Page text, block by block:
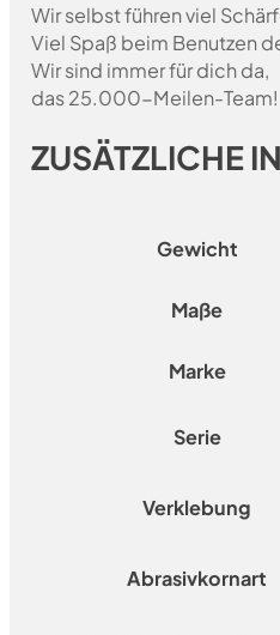
Wir selbst führen viel
Viel Spaß beim Benutzen
Wir sind immer für dich da,
das 25.000-Meilen-Team!
ZUSÄTZLICHE
Gewicht
Maße
Marke
Serie
Verklebung
Abrasivkornart